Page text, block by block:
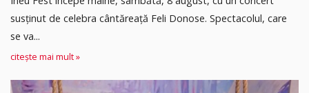
susținut de celebra cântăreață Feli Donose. Spectacolul, care
se va...
citește mai mult »